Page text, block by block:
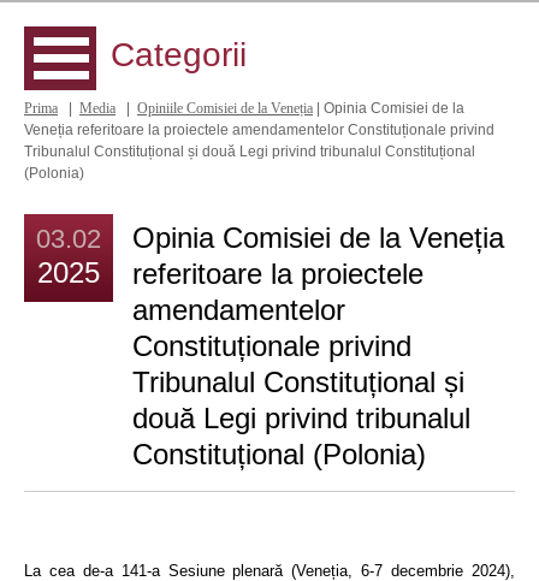
Categorii
Prima Media Opiniile Comisiei de la Veneția | Opinia Comisiei de la
Veneția referitoare la proiectele amendamentelor Constituționale privind
Tribunalul Constituțional și două Legi privind tribunalul Constituțional
(Polonia)
03.02
2025
Opinia Comisiei de la Veneția
referitoare la proiectele
amendamentelor
Constituționale privind
Tribunalul Constituțional și
două Legi privind tribunalul
Constituțional (Polonia)
La cea de-a 141-a Sesiune plenară (Veneția, 6-7 decembrie 2024),